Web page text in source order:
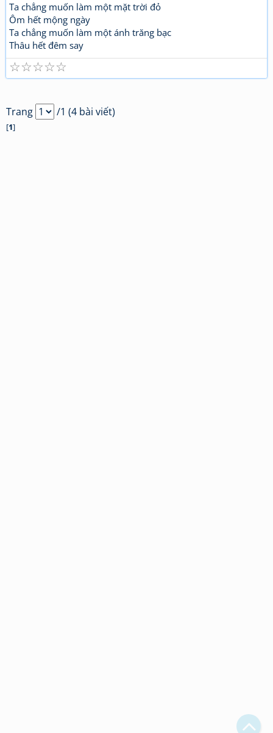
Ta chẳng muốn làm một mặt trời đỏ
Ôm hết mộng ngày
Ta chẳng muốn làm một ánh trăng bạc
Thâu hết đêm say
☆
☆
☆
☆
☆
Trang /1 (4 bài viết)
[1]